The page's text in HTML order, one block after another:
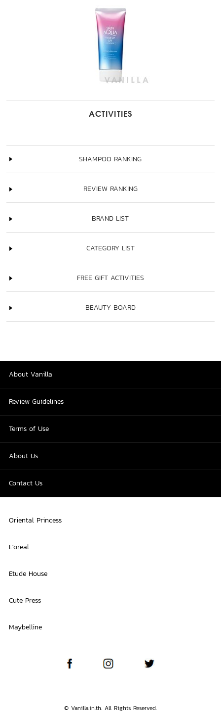
ACTIVITIES
SHAMPOO RANKING
REVIEW RANKING
BRAND LIST
CATEGORY LIST
FREE GIFT ACTIVITIES
BEAUTY BOARD
About Vanilla
Review Guidelines
Terms of Use
About Us
Contact Us
Oriental Princess
L'oreal
Etude House
Cute Press
Maybelline
© Vanilla.in.th. All Rights Reserved.